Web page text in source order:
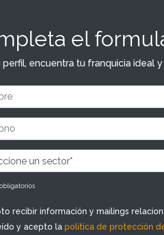
el
perfil, encuentra tu franquicia ideal
recibir información y mailings
y acepto la política de protección